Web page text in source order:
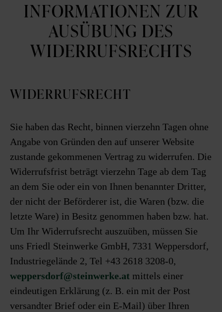
INFORMATIONEN ZUR
AUSÜBUNG DES
WIDERRUFSRECHTS
WIDERRUFSRECHT
Sie haben das Recht, binnen vierzehn Tagen ohne
Angabe von Gründen den auf unserer Website
zustande gekommenen Vertrag zu widerrufen. Die
Widerrufsfrist beträgt vierzehn Tage ab dem Tag
an dem Sie oder ein von Ihnen benannter Dritter,
der nicht der Beförderer ist, die Waren (bzw. die
letzte Ware) in Besitz genommen haben bzw. hat.
Um Ihr Widerrufsrecht auszuüben, müssen Sie
uns Friedl Steinwerke GmbH, 7331 Weppersdorf,
Industriegelände 2, Tel +43 2618 3208-0,
weppersdorf@steinwerke.at mittels einer
eindeutigen Erklärung (z. B. ein mit der Post
versandter Brief oder ein E-Mail) über Ihren